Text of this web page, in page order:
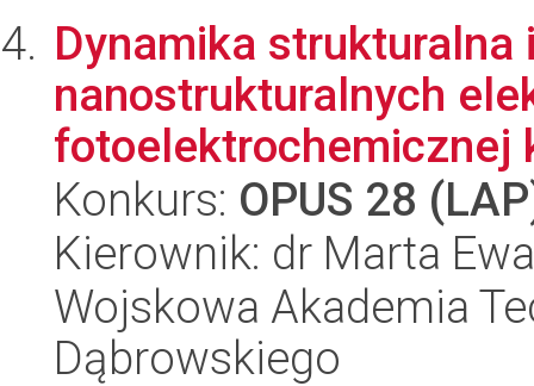
Dynamika strukturalna
nanostrukturalnych
fotoelektrochemicznej
Konkurs: OPUS 28
Kierownik: dr Marta
Wojskowa Akademia
Dąbrowskiego